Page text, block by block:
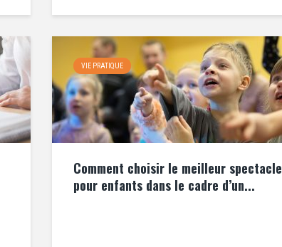
VIE PRATIQUE
Comment choisir le meilleur spectacle
pour enfants dans le cadre d’un...